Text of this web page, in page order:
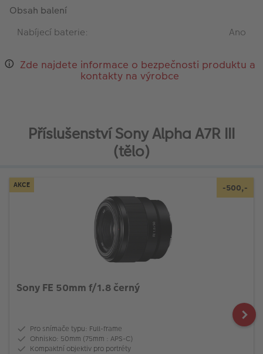
Obsah balení
Nabíjecí baterie:
Ano
Zde najdete informace o bezpečnosti produktu a
kontakty na výrobce
Příslušenství Sony Alpha A7R III
(tělo)
AKCE -500,-
Sony FE 50mm f/1.8 černý
Pro snímače typu: Full-frame
Ohnisko: 50mm (75mm : APS-C)
Kompaktní objektiv pro portréty